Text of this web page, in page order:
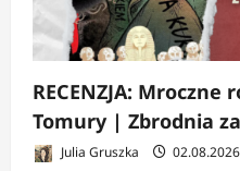
RECENZJA:
Tomury | Zbrodnia
Julia Gruszka 02.08.2026